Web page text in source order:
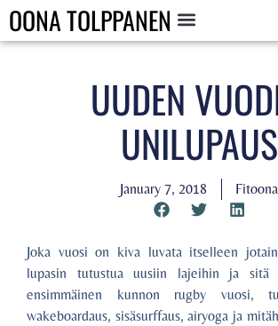
OONA TOLPPANEN
UUDEN
UNILUPAUS
January 7, 2018 Fitoona
Joka vuosi on kiva luvata itselleen
lupasin tutustua uusiin lajeihin ja sitä
ensimmäinen kunnon rugby vuosi,
wakeboardaus, sisäsurffaus, airyoga ja